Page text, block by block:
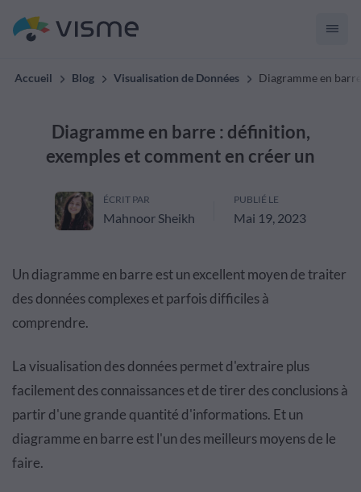
Accueil Blog Visualisation de Données Diagramme en
Diagramme en barre : définition,
exemples et comment en créer un
ÉCRIT PAR
Mahnoor Sheikh
PUBLIÉ LE
Mai 19, 2023
Un diagramme en barre est un excellent moyen de traiter
des données complexes et parfois difficiles à
comprendre.
La visualisation des données permet d'extraire plus
facilement des connaissances et de tirer des conclusions à
partir d'une grande quantité d'informations. Et un
diagramme en barre est l'un des meilleurs moyens de le
faire.